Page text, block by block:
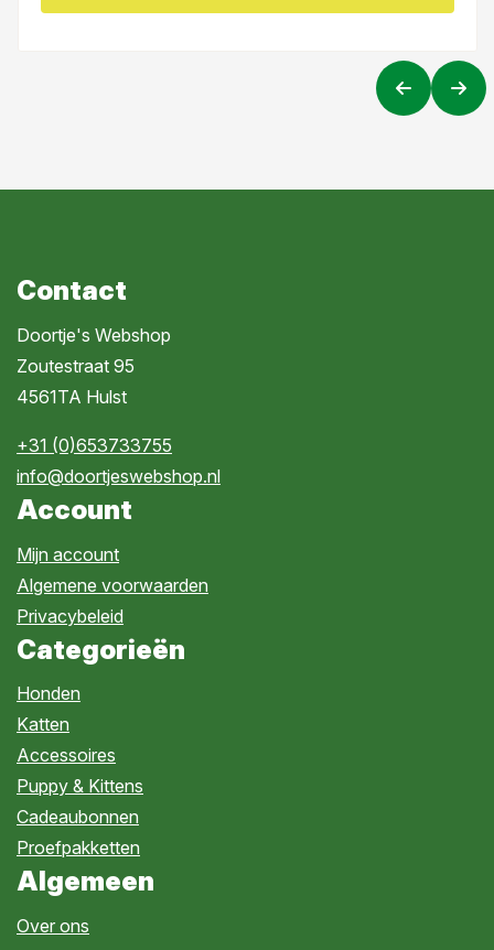
Contact
Doortje's Webshop
Zoutestraat 95
4561TA Hulst
+31 (0)653733755
info@doortjeswebshop.nl
Account
Mijn account
Algemene voorwaarden
Privacybeleid
Categorieën
Honden
Katten
Accessoires
Puppy & Kittens
Cadeaubonnen
Proefpakketten
Algemeen
Over ons